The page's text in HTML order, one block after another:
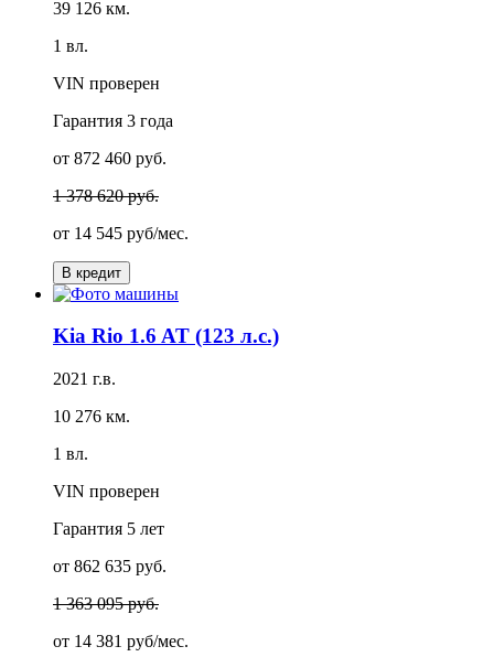
39 126 км.
1 вл.
VIN проверен
Гарантия 3 года
от 872 460 руб.
1 378 620 руб.
от 14 545 руб/мес.
В кредит
Kia Rio 1.6 AT (123 л.с.)
2021 г.в.
10 276 км.
1 вл.
VIN проверен
Гарантия 5 лет
от 862 635 руб.
1 363 095 руб.
от 14 381 руб/мес.